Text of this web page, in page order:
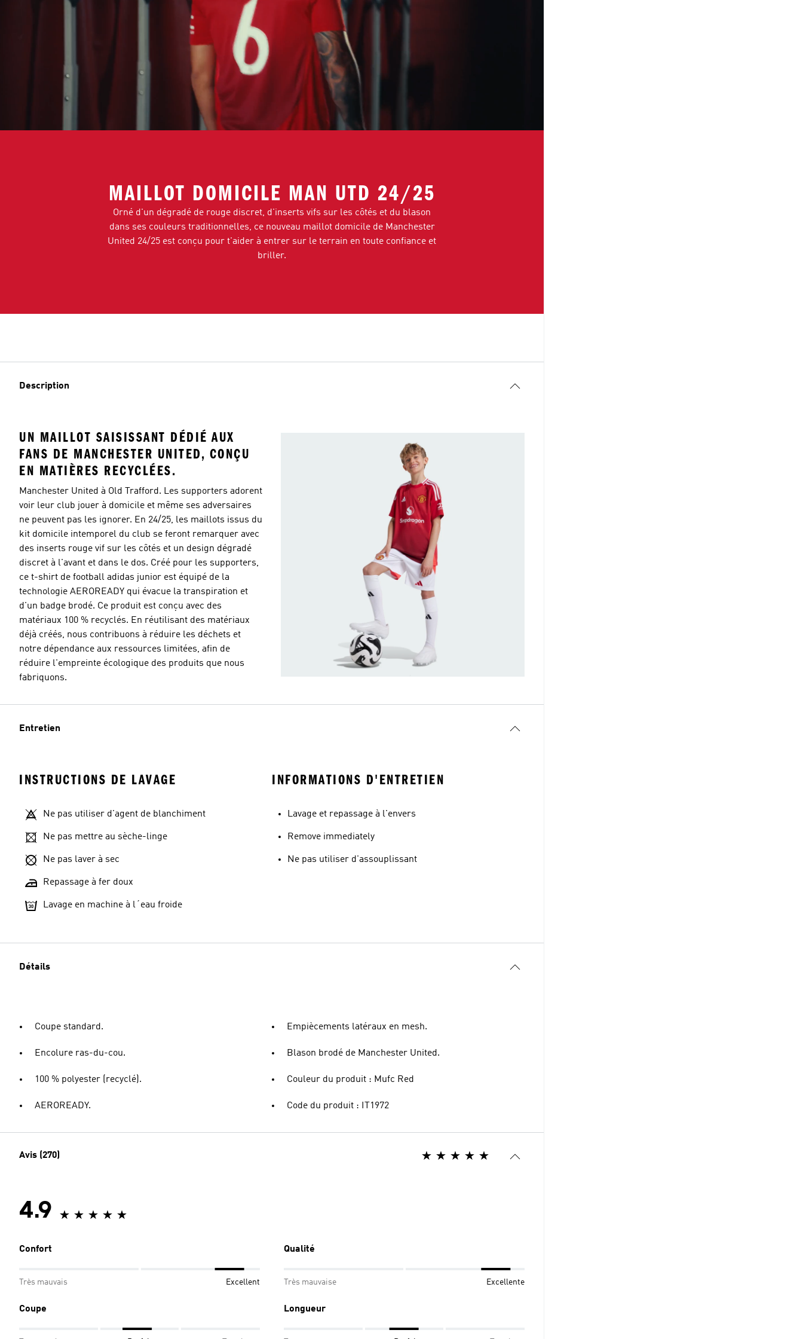
MAILLOT DOMICILE MAN UTD 24/25
Orné d'un dégradé de rouge discret, d'inserts vifs sur les côtés et du blason
dans ses couleurs traditionnelles, ce nouveau maillot domicile de Manchester
United 24/25 est conçu pour t'aider à entrer sur le terrain en toute confiance et
briller.
Description
UN MAILLOT SAISISSANT DÉDIÉ AUX
FANS DE MANCHESTER UNITED, CONÇU
EN MATIÈRES RECYCLÉES.
Manchester United à Old Trafford. Les supporters adorent
voir leur club jouer à domicile et même ses adversaires
ne peuvent pas les ignorer. En 24/25, les maillots issus du
kit domicile intemporel du club se feront remarquer avec
des inserts rouge vif sur les côtés et un design dégradé
discret à l'avant et dans le dos. Créé pour les supporters,
ce t-shirt de football adidas junior est équipé de la
technologie AEROREADY qui évacue la transpiration et
d'un badge brodé. Ce produit est conçu avec des
matériaux 100 % recyclés. En réutilisant des matériaux
déjà créés, nous contribuons à réduire les déchets et
notre dépendance aux ressources limitées, afin de
réduire l'empreinte écologique des produits que nous
fabriquons.
Entretien
INSTRUCTIONS DE LAVAGE
Ne pas utiliser d'agent de blanchiment
Ne pas mettre au sèche-linge
Ne pas laver à sec
Repassage à fer doux
Lavage en machine à l´eau froide
INFORMATIONS D'ENTRETIEN
Lavage et repassage à l'envers
Remove immediately
Ne pas utiliser d'assouplissant
Détails
Coupe standard.
Encolure ras-du-cou.
100 % polyester (recyclé).
AEROREADY.
Empiècements latéraux en mesh.
Blason brodé de Manchester United.
Couleur du produit : Mufc Red
Code du produit : IT1972
Avis (270)
4.9
Confort
Très mauvais Excellent
Qualité
Très mauvaise Excellente
Coupe Longueur